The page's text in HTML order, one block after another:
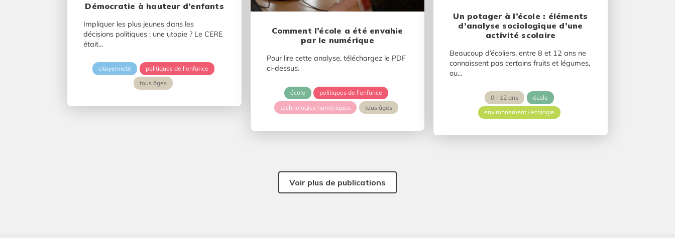
Démocratie à hauteur d’enfants
Impliquer les plus jeunes dans les
décisions politiques : une utopie ? Le CERE
était...
citoyenneté
politiques de l'enfance
tous âges
Comment l’école a été envahie
par le numérique
Pour lire cette analyse, téléchargez le PDF
ci-dessus.
école
politiques de l'enfance
technologies numériques
tous âges
Un potager à l’école : éléments
d’analyse sociologique d’une
activité scolaire
Beaucoup d’écoliers, entre 8 et 12 ans ne
connaissent pas certains fruits et légumes,
ou...
0 - 12 ans
école
environnement / écologie
Voir plus de publications